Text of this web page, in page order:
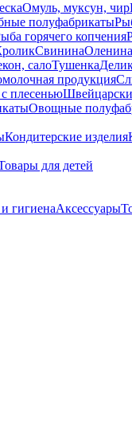
Омуль, муксун, чир
полуфабрикаты
горячего копчения
СвининаОленина
салоТушенка
продукция
плесенью
Овощные
Кондитерские изделия
для детей
гигиенаАксессуары